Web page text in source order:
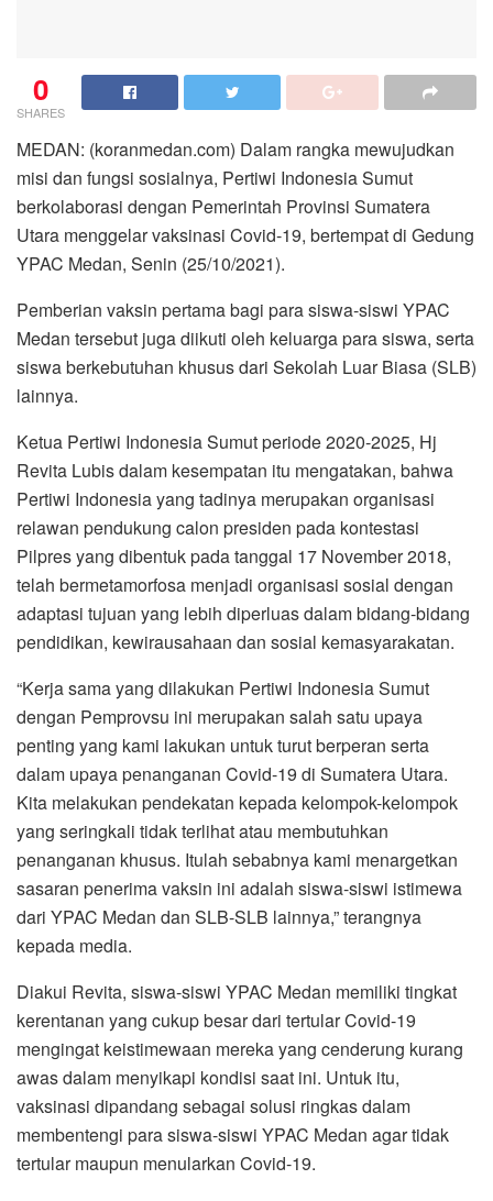
0
SHARES
MEDAN: (koranmedan.com) Dalam rangka mewujudkan
misi dan fungsi sosialnya, Pertiwi Indonesia Sumut
berkolaborasi dengan Pemerintah Provinsi Sumatera
Utara menggelar vaksinasi Covid-19, bertempat di Gedung
YPAC Medan, Senin (25/10/2021).
Pemberian vaksin pertama bagi para siswa-siswi YPAC
Medan tersebut juga diikuti oleh keluarga para siswa, serta
siswa berkebutuhan khusus dari Sekolah Luar Biasa (SLB)
lainnya.
Ketua Pertiwi Indonesia Sumut periode 2020-2025, Hj
Revita Lubis dalam kesempatan itu mengatakan, bahwa
Pertiwi Indonesia yang tadinya merupakan organisasi
relawan pendukung calon presiden pada kontestasi
Pilpres yang dibentuk pada tanggal 17 November 2018,
telah bermetamorfosa menjadi organisasi sosial dengan
adaptasi tujuan yang lebih diperluas dalam bidang-bidang
pendidikan, kewirausahaan dan sosial kemasyarakatan.
“Kerja sama yang dilakukan Pertiwi Indonesia Sumut
dengan Pemprovsu ini merupakan salah satu upaya
penting yang kami lakukan untuk turut berperan serta
dalam upaya penanganan Covid-19 di Sumatera Utara.
Kita melakukan pendekatan kepada kelompok-kelompok
yang seringkali tidak terlihat atau membutuhkan
penanganan khusus. Itulah sebabnya kami menargetkan
sasaran penerima vaksin ini adalah siswa-siswi istimewa
dari YPAC Medan dan SLB-SLB lainnya,” terangnya
kepada media.
Diakui Revita, siswa-siswi YPAC Medan memiliki tingkat
kerentanan yang cukup besar dari tertular Covid-19
mengingat keistimewaan mereka yang cenderung kurang
awas dalam menyikapi kondisi saat ini. Untuk itu,
vaksinasi dipandang sebagai solusi ringkas dalam
membentengi para siswa-siswi YPAC Medan agar tidak
tertular maupun menularkan Covid-19.